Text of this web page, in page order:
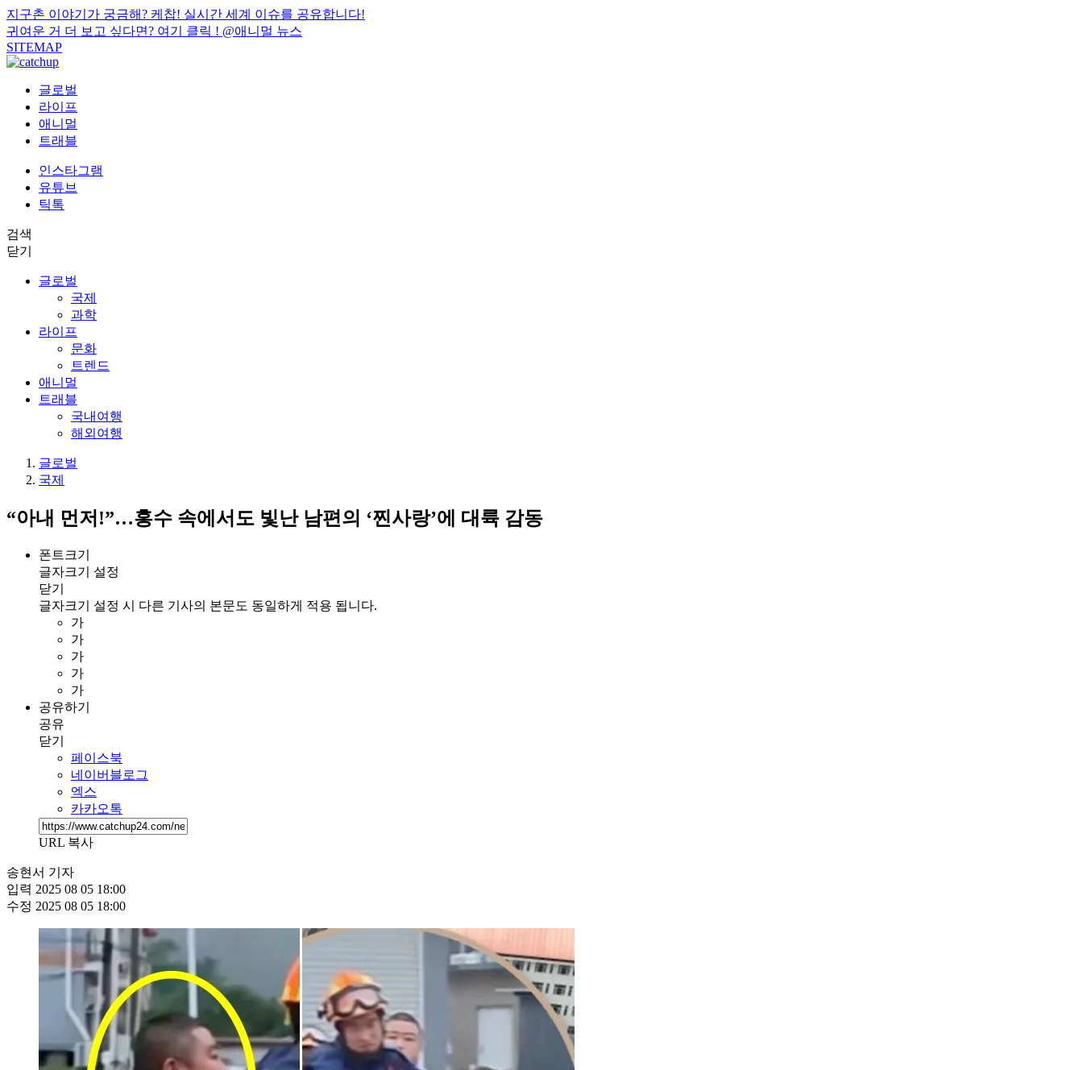
지구촌 이야기가 궁금해? 케찹! 실시간 세계 이슈를 공유합니다!
귀여운 거 더 보고 싶다면? 여기 클릭 ! @애니멀 뉴스
SITEMAP
글로벌
라이프
애니멀
트래블
인스타그램
유튜브
틱톡
검색
닫기
글로벌
국제
과학
라이프
문화
트렌드
애니멀
트래블
국내여행
해외여행
글로벌
국제
“아내 먼저!”…홍수 속에서도 빛난 남편의 ‘찐사랑’에 대륙 감동
폰트크기
글자크기 설정
닫기
글자크기 설정 시 다른 기사의 본문도 동일하게 적용 됩니다.
가
가
가
가
가
공유하기
공유
닫기
페이스북
네이버블로그
엑스
카카오톡
URL 복사
송현서 기자
입력 2025 08 05 18:00
수정 2025 08 05 18:00